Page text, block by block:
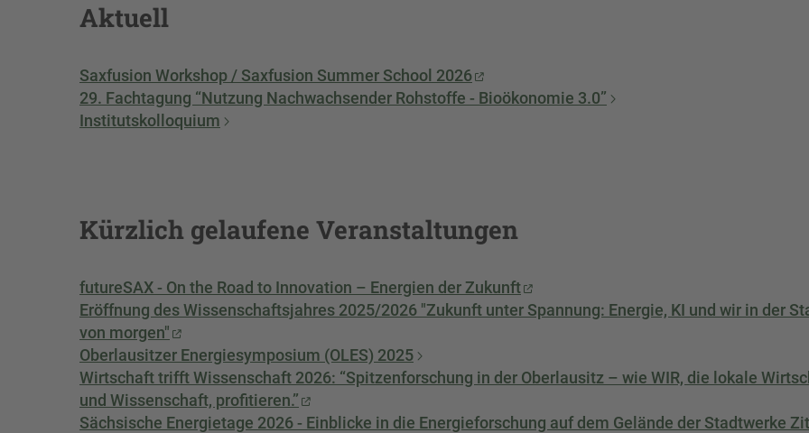
Aktuell
Saxfusion Workshop / Saxfusion Summer School 2026
29. Fachtagung “Nutzung Nachwachsender Rohstoffe - Bioökonomie 3.0”
Institutskolloquium
Kürzlich gelaufene Veranstaltungen
futureSAX - On the Road to Innovation – Energien der Zukunft
Eröffnung des Wissenschaftsjahres 2025/2026 "Zukunft unter Spannung: Energie, KI und wir in der
von morgen"
Oberlausitzer Energiesymposium (OLES) 2025
Wirtschaft trifft Wissenschaft 2026: “Spitzenforschung in der Oberlausitz – wie WIR, die lokale
und Wissenschaft, profitieren.”
Sächsische Energietage 2026 - Einblicke in die Energieforschung auf dem Gelände der Stadtwerke